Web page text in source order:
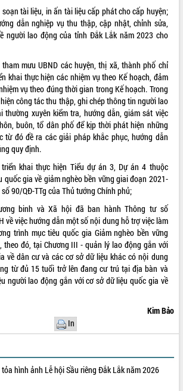
tài liệu, in ấn tài liệu cấp phát cho cấp huyện;
dẫn nghiệp vụ thu thập, cập nhật, chỉnh sửa,
người lao động của tỉnh Đắk Lắk năm 2023 cho
mưu UBND các huyện, thị xã, thành phố chỉ
khai thực hiện các nhiệm vụ theo Kế hoạch, đảm
vụ theo đúng thời gian trong Kế hoạch. Trong
công tác thu thập, ghi chép thông tin người lao
thường xuyên kiểm tra, hướng dẫn, giám sát việc
buôn, tổ dân phố để kịp thời phát hiện những
từ đó đề ra các giải pháp khắc phục, hướng dẫn
quy định.
khai thực hiện Tiểu dự án 3, Dự án 4 thuộc
quốc gia về giảm nghèo bền vững giai đoạn 2021-
90/QĐ-TTg của Thủ tướng Chính phủ;
binh và Xã hội đã ban hành Thông tư số
về việc hướng dẫn một số nội dung hỗ trợ việc làm
trình mục tiêu quốc gia Giảm nghèo bền vững
theo đó, tại Chương III - quản lý lao động gắn với
về dân cư và các cơ sở dữ liệu khác có nội dung
từ đủ 15 tuổi trở lên đang cư trú tại địa bàn và
người lao động gắn với cơ sở dữ liệu quốc gia về
Kim Bảo
In
hình ảnh Lễ hội Sầu riêng Đắk Lắk năm 2026